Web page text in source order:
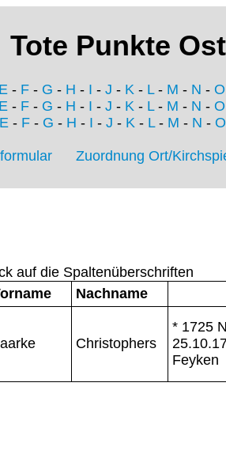
Tote Punkte
- F - G - H - I - J - K - L- M - N - O
- F - G - H - I - J - K - L- M - N - O
- F- G - H - I - J - K- L- M - N - O
Zuordnung Ort/
auf die Spaltenüberschriften
Nachname
Christophers
* 1725
Feyken